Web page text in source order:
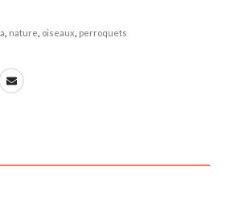
nature oiseaux perroquets